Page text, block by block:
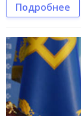
Подробнее